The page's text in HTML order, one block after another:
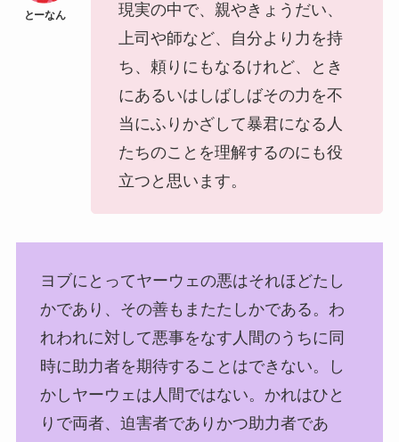
現実の中で、親やきょうだい、
上司や師など、自分より力を持
ち、頼りにもなるけれど、とき
にあるいはしばしばその力を不
当にふりかざして暴君になる人
たちのことを理解するのにも役
立つと思います。
ヨブにとってヤーウェの悪はそれほどたし
かであり、その善もまたたしかである。わ
れわれに対して悪事をなす人間のうちに同
時に助力者を期待することはできない。し
かしヤーウェは人間ではない。かれはひと
りで両者、迫害者でありかつ助力者であ